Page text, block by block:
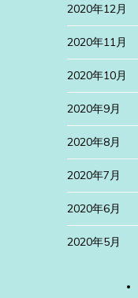
2020年12月
2020年11月
2020年10月
2020年9月
2020年8月
2020年7月
2020年6月
2020年5月